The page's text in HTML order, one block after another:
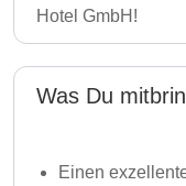
Hotel GmbH!
Was Du
Einen